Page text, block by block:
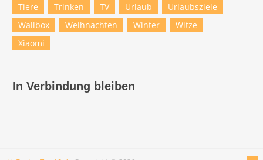
Tiere
Trinken TV Urlaub
Urlaubsziele
Wallbox
Weihnachten Winter
Witze
Xiaomi
In Verbindung bleiben